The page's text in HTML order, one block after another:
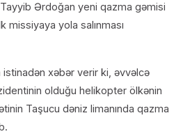
Ərdoğan yeni qazma gəmisi
missiyaya yola salınması
istinadən xəbər verir ki, əvvəlcə
olduğu helikopter ölkənin
Taşucu dəniz limanında qazma